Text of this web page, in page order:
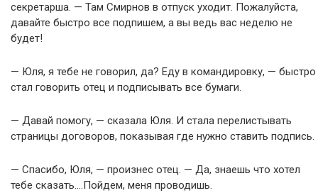
секретарша. — Там Смирнов в отпуск уходит. Пожалуйста,
давайте быстро все подпишем, а вы ведь вас неделю не
будет!
— Юля, я тебе не говорил, да? Еду в командировку, — быстро
стал говорить отец и подписывать все бумаги.
— Давай помогу, — сказала Юля. И стала перелистывать
страницы договоров, показывая где нужно ставить подпись.
— Спасибо, Юля, — произнес отец. — Да, знаешь что хотел
тебе сказать….Пойдем, меня проводишь.